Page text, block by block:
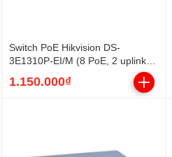
Switch PoE Hikvision DS-
3E1310P-EI/M (8 PoE, 2 uplink
1.150.000₫